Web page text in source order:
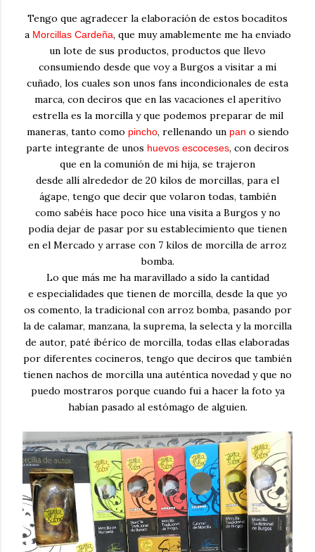
Tengo que agradecer la elaboración de estos bocaditos
a Morcillas Cardeña, que muy amablemente me ha enviado
un lote de sus productos, productos que llevo
consumiendo desde que voy a Burgos a visitar a mi
cuñado, los cuales son unos fans incondicionales de esta
marca, con deciros que en las vacaciones el aperitivo
estrella es la morcilla y que podemos preparar de mil
maneras, tanto como pincho, rellenando un pan o siendo
parte integrante de unos huevos escoceses, con deciros
que en la comunión de mi hija, se trajeron
desde allí alrededor de 20 kilos de morcillas, para el
ágape, tengo que decir que volaron todas, también
como sabéis hace poco hice una visita a Burgos y no
podía dejar de pasar por su establecimiento que tienen
en el Mercado y arrase con 7 kilos de morcilla de arroz
bomba.
Lo que más me ha maravillado a sido la cantidad
e especialidades que tienen de morcilla, desde la que yo
os comento, la tradicional con arroz bomba, pasando por
la de calamar, manzana, la suprema, la selecta y la morcilla
de autor, paté ibérico de morcilla, todas ellas elaboradas
por diferentes cocineros, tengo que deciros que también
tienen nachos de morcilla una auténtica novedad y que no
puedo mostraros porque cuando fui a hacer la foto ya
habían pasado al estómago de alguien.